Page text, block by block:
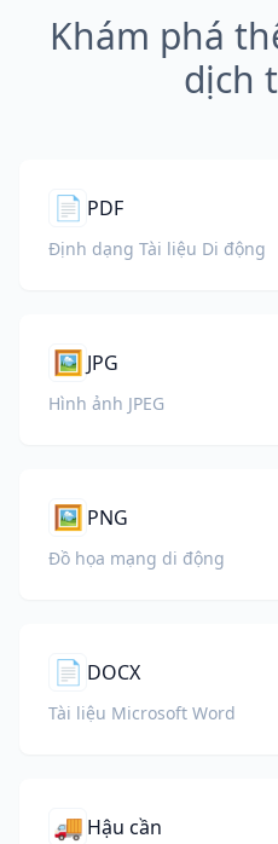
Khám phá
dịch
📄 PDF
Định dạng Tài liệu Di động
🖼️ JPG
Hình ảnh JPEG
🖼️ PNG
Đồ họa mạng di động
📄 DOCX
Tài liệu Microsoft Word
🚚 Hậu cần